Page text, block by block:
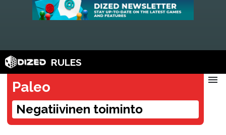
RULES
Paleo
Negatiivinen toiminto
menu